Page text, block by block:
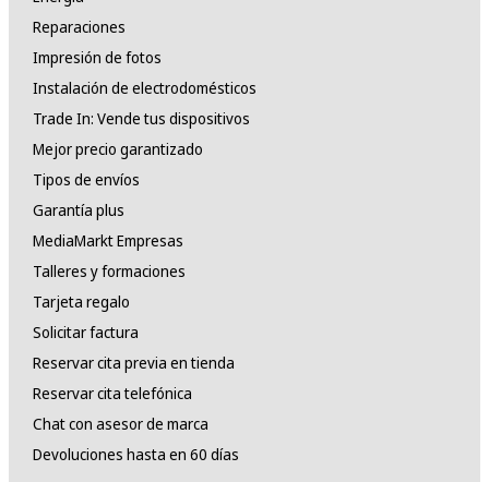
Reparaciones
Impresión de fotos
Instalación de electrodomésticos
Trade In: Vende tus dispositivos
Mejor precio garantizado
Tipos de envíos
Garantía plus
MediaMarkt Empresas
Talleres y formaciones
Tarjeta regalo
Solicitar factura
Reservar cita previa en tienda
Reservar cita telefónica
Chat con asesor de marca
Devoluciones hasta en 60 días